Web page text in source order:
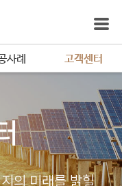
사례 고객센터
의 미래를 밝힐